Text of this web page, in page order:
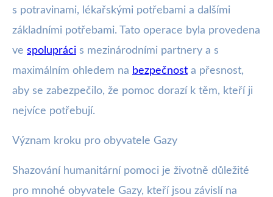
s potravinami, lékařskými potřebami a dalšími
základními potřebami. Tato operace byla provedena
ve spolupráci s mezinárodními partnery a s
maximálním ohledem na bezpečnost a přesnost,
aby se zabezpečilo, že pomoc dorazí k těm, kteří ji
nejvíce potřebují.
Význam kroku pro obyvatele Gazy
Shazování humanitární pomoci je životně důležité
pro mnohé obyvatele Gazy, kteří jsou závislí na